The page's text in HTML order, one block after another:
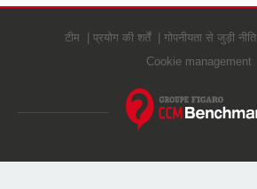
टीम प्रयोग की शर्तें गोपनीयता से जुड़ी नीति
Cookie management